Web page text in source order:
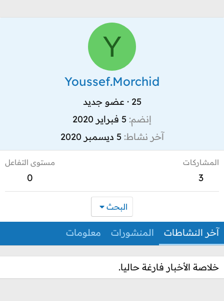
Y
Youssef.Morchid
عضو جديد ·25
إنضم 5 فبراير 2020
آخر نشاط 5 ديسمبر 2020
المشاركات
3
مستوى التفاعل
0
البحث
آخر النشاطات المنشورات معلومات
خلاصة الأخبار فارغة حاليا.